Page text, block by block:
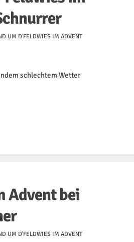
UM D'FELDWIES IM ADVENT
schlechtem Wetter
Advent bei
UM D'FELDWIES IM ADVENT